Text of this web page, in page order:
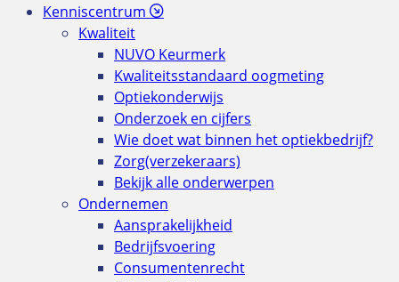
Kenniscentrum
Kwaliteit
NUVO Keurmerk
Kwaliteitsstandaard oogmeting
Optiekonderwijs
Onderzoek en cijfers
Wie doet wat binnen het optiekbedrijf?
Zorg(verzekeraars)
Bekijk alle onderwerpen
Ondernemen
Aansprakelijkheid
Bedrijfsvoering
Consumentenrecht